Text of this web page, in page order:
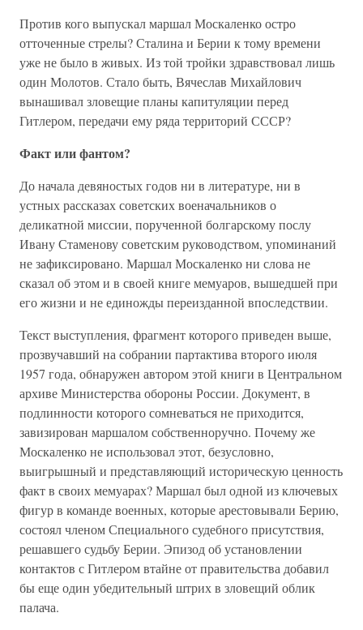
Против кого выпускал маршал Москаленко остро
отточенные стрелы? Сталина и Берии к тому времени
уже не было в живых. Из той тройки здравствовал лишь
один Молотов. Стало быть, Вячеслав Михайлович
вынашивал зловещие планы капитуляции перед
Гитлером, передачи ему ряда территорий СССР?
Факт или фантом?
До начала девяностых годов ни в литературе, ни в
устных рассказах советских военачальников о
деликатной миссии, порученной болгарскому послу
Ивану Стаменову советским руководством, упоминаний
не зафиксировано. Маршал Москаленко ни слова не
сказал об этом и в своей книге мемуаров, вышедшей при
его жизни и не единожды переизданной впоследствии.
Текст выступления, фрагмент которого приведен выше,
прозвучавший на собрании партактива второго июля
1957 года, обнаружен автором этой книги в Центральном
архиве Министерства обороны России. Документ, в
подлинности которого сомневаться не приходится,
завизирован маршалом собственноручно. Почему же
Москаленко не использовал этот, безусловно,
выигрышный и представляющий историческую ценность
факт в своих мемуарах? Маршал был одной из ключевых
фигур в команде военных, которые арестовывали Берию,
состоял членом Специального судебного присутствия,
решавшего судьбу Берии. Эпизод об установлении
контактов с Гитлером втайне от правительства добавил
бы еще один убедительный штрих в зловещий облик
палача.